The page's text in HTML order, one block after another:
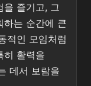
을 즐기고, 그
하는 순간에 큰
적인 모임처럼
히 활력을
데서 보람을